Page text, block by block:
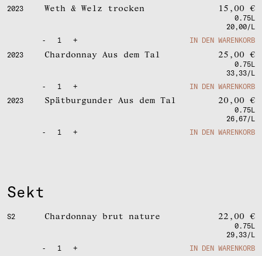
2023
Weth & Welz trocken 15,00 €
0.75L
20,00/L
-
1 +
IN DEN WARENKORB
2023
Chardonnay Aus dem Tal 25,00 €
0.75L
33,33/L
-
1 +
IN DEN WARENKORB
2023
Spätburgunder Aus dem Tal 20,00 €
0.75L
26,67/L
-
1 + IN DEN WARENKORB
Sekt
S2 Chardonnay brut nature 22,00 €
0.75L
29,33/L
-
1 +
IN DEN WARENKORB